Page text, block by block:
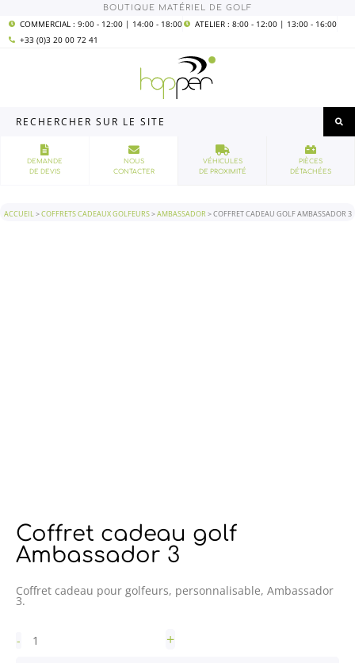
contenu
BOUTIQUE MATÉRIEL DE GOLF
COMMERCIAL : 9:00 - 12:00 | 14:00 - 18:00
ATELIER : 8:00 - 12:00 | 13:00 - 16:00
+33 (0)3 20 00 72 41
DEMANDE
DE DEVIS
NOUS
CONTACTER
VÉHICULES
DE PROXIMITÉ
PIÈCES
DÉTACHÉES
ACCUEIL>COFFRETS CADEAUX GOLFEURS>AMBASSADOR>COFFRET CADEAU GOLF AMBASSADOR 3
Coffret cadeau golf
Ambassador 3
Coffret cadeau pour golfeurs, personnalisable, Ambassador
3.
-
Coffret
cadeau
golf
+